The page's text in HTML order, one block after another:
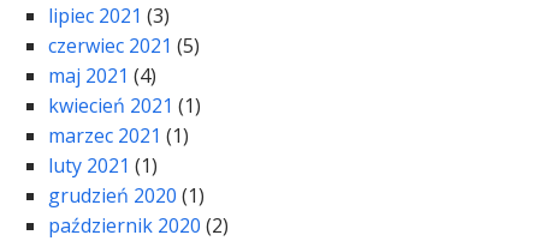
lipiec 2021 (3)
czerwiec 2021 (5)
maj 2021 (4)
kwiecień 2021 (1)
marzec 2021 (1)
luty 2021 (1)
grudzień 2020 (1)
październik 2020 (2)